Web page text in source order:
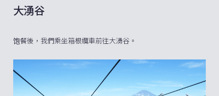
大湧谷
饱餐後，我們乘坐箱根纜車前往大湧谷。